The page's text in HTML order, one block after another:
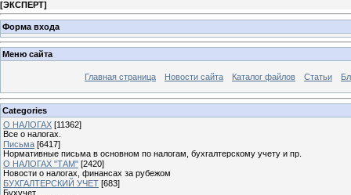
[ЭКСПЕРТ]
Форма входа
Меню сайта
Главная страница Новости сайта Каталог файлов Статьи
Categories
О НАЛОГАХ [11362]
Все о налогах.
Письма [6417]
Нормативные письма в основном по налогам, бухгалтерскому учету и пр.
О НАЛОГАХ "ТАМ" [2420]
Новости о налогах, финансах за рубежом
БУХГАЛТЕРСКИЙ УЧЕТ [683]
Бухучет